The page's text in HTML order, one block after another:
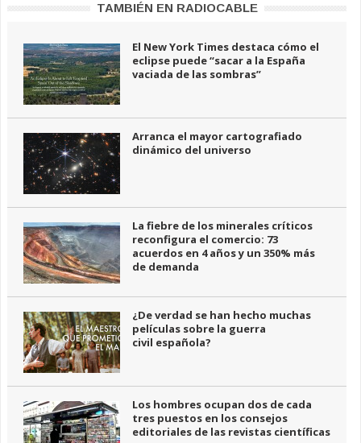
TAMBIÉN EN RADIOCABLE
El New York Times destaca cómo el
eclipse puede “sacar a la España
vaciada de las sombras”
Arranca el mayor cartografiado
dinámico del universo
La fiebre de los minerales críticos
reconfigura el comercio: 73
acuerdos en 4 años y un 350% más
de demanda
¿De verdad se han hecho muchas
películas sobre la guerra
civil española?
Los hombres ocupan dos de cada
tres puestos en los consejos
editoriales de las revistas científicas